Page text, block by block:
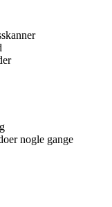
nogle gange